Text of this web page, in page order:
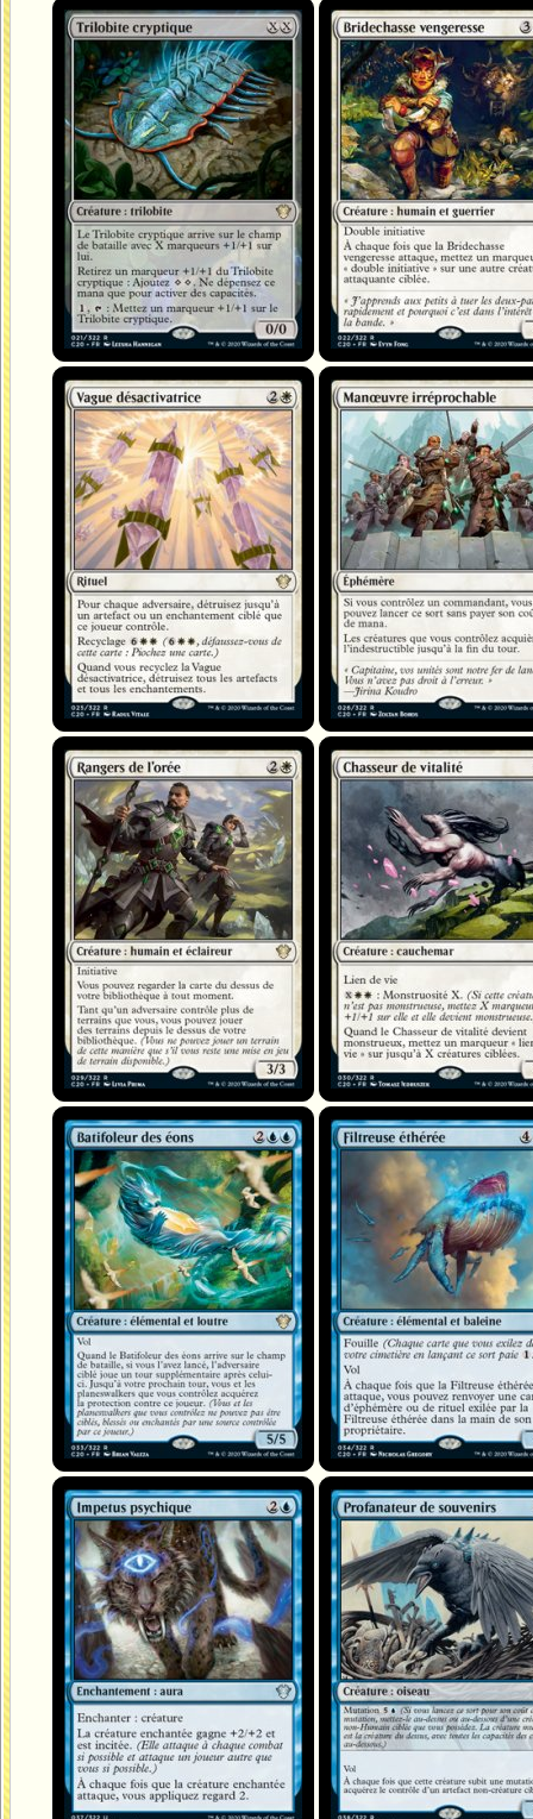
Trilobite cryptique Bridechasse vengeresse
Vague désactivatrice Manœuvre irréprochable
Rangers de l'orée Chasseur de vitalité
Batifoleur des éons Filtreuse éthérée
Impetus psychique Profanateur de souvenirs